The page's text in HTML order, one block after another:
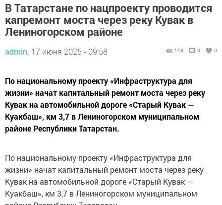
В Татарстане по нацпроекту проводится
капремонт моста через реку Кувак в
Лениногорском районе
admin, 17 июня 2025 - 09:58 113 0 0
По национальному проекту «Инфраструктура для
жизни» начат капитальный ремонт моста через реку
Кувак на автомобильной дороге «Старый Кувак —
Куакбаш», км 3,7 в Лениногорском муниципальном
районе Республики Татарстан.
По национальному проекту «Инфраструктура для
жизни» начат капитальный ремонт моста через реку
Кувак на автомобильной дороге «Старый Кувак —
Куакбаш», км 3,7 в Лениногорском муниципальном